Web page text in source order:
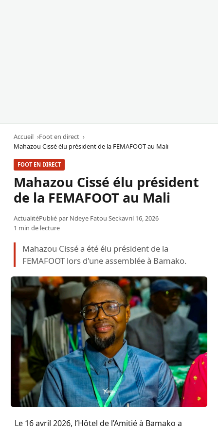
Accueil
Foot en direct
Mahazou Cissé élu président de la FEMAFOOT au Mali
FOOT EN DIRECT
Mahazou Cissé élu président
de la FEMAFOOT au Mali
ActualitéPublié par Ndeye Fatou Seckavril 16, 2026
1 min de lecture
Mahazou Cissé a été élu président de la
FEMAFOOT lors d'une assemblée à Bamako.
Le 16 avril 2026, l’Hôtel de l’Amitié à Bamako a